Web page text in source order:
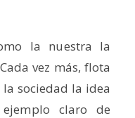
la nuestra la
vez más, flota
sociedad la idea
claro de